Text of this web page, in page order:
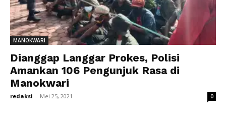
MANOKWARI
Dianggap Langgar Prokes, Polisi
Amankan 106 Pengunjuk Rasa di
Manokwari
redaksi - Mei 25, 2021 0